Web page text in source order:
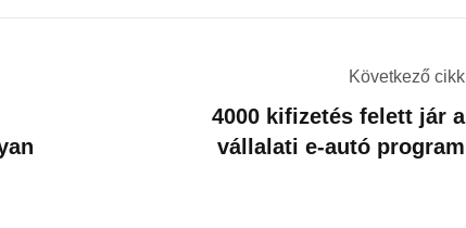
Következő cikk
4000 kifizetés felett jár a
vállalati e-autó program